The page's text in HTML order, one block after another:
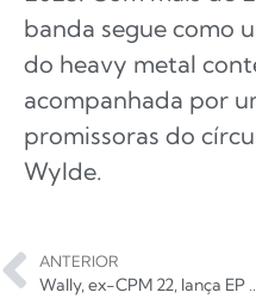
banda segue como
do heavy metal
acompanhada por
promissoras do
Wylde.
ANTERIOR
Wally, ex-CPM 22, lança EP